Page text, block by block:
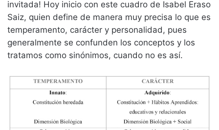
invitada! Hoy inicio con este cuadro de Isabel Eraso
Saiz, quien define de manera muy precisa lo que es
temperamento, carácter y personalidad, pues
generalmente se confunden los conceptos y los
tratamos como sinónimos, cuando no es así.